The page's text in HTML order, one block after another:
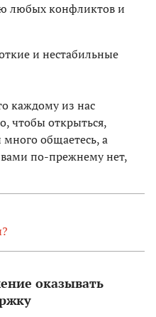
любых конфликтов и
и нестабильные
каждому из нас
чтобы открыться,
общаетесь, а
по-прежнему нет,
оказывать